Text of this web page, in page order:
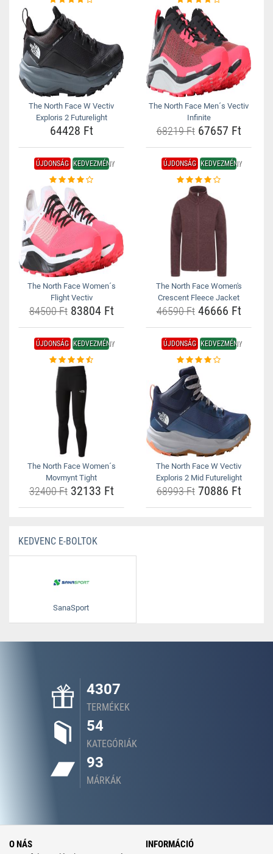
The North Face W Vectiv
Exploris 2 Futurelight
64428 Ft
The North Face Men´s Vectiv
Infinite
68219 Ft67657 Ft
ÚJDONSÁG KEDVEZMÉNY
The North Face Women´s
Flight Vectiv
84500 Ft83804 Ft
ÚJDONSÁG KEDVEZMÉNY
The North Face Women's
Crescent Fleece Jacket
46590 Ft46666 Ft
ÚJDONSÁG KEDVEZMÉNY
The North Face Women´s
Movmynt Tight
32400 Ft32133 Ft
ÚJDONSÁG KEDVEZMÉNY
The North Face W Vectiv
Exploris 2 Mid Futurelight
68993 Ft70886 Ft
KEDVENC E-BOLTOK
SanaSport
4307
TERMÉKEK
54
KATEGÓRIÁK
93
MÁRKÁK
O NÁS INFORMÁCIÓ